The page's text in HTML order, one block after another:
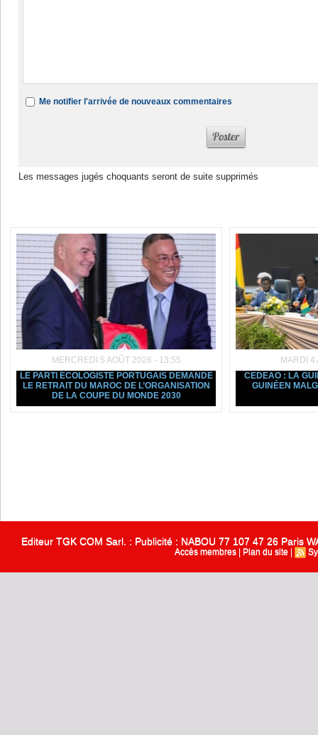
Me notifier l'arrivée de nouveaux commentaires
Les messages jugés choquants seront de suite supprimés
MERCREDI 5 AOÛT 2026 - 13:55
LE PARTI ÉCOLOGISTE PORTUGAIS DEMANDE
LE RETRAIT DU MAROC DE L’ORGANISATION
DE LA COUPE DU MONDE 2030
MARDI
CEDEAO : LA
GUINÉEN
Editeur TGK COM Sarl. : Publicité : NABOU 77 107 47 26 Paris
Accès membres Plan du site